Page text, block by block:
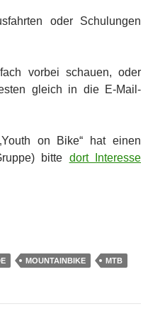
oder Schulungen
vorbei schauen, oder
gleich in die E-Mail-
on Bike“ hat einen
bitte dort Interesse
MOUNTAINBIKE MTB